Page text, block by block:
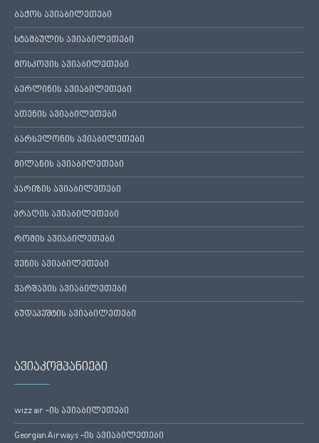
ბაქოს ავიაბილეთები
სტამბულის ავიაბილეთები
მოსკოვის ავიაბილეთები
ბერლინის ავიაბილეთები
ათენის ავიაბილეთები
ბარსელონის ავიაბილეთები
მილანის ავიაბილეთები
პარიზის ავიაბილეთები
პრაღის ავიაბილეთები
რომის ავიაბილეთები
ვენის ავიაბილეთები
ვარშავის ავიაბილეთები
ბუდაპეშტის ავიაბილეთები
ავიაკომპანიები
wizz air -ის ავიაბილეთები
Georgian Airways -ის ავიაბილეთები